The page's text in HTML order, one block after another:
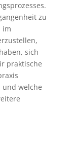
zu
im
sich
praktische
und welche